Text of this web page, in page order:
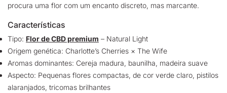
procura uma flor com um encanto discreto, mas marcante.
Características
Tipo: Flor de CBD premium – Natural Light
Origem genética: Charlotte’s Cherries × The Wife
Aromas dominantes: Cereja madura, baunilha, madeira suave
Aspecto: Pequenas flores compactas, de cor verde claro, pistilos
alaranjados, tricomas brilhantes